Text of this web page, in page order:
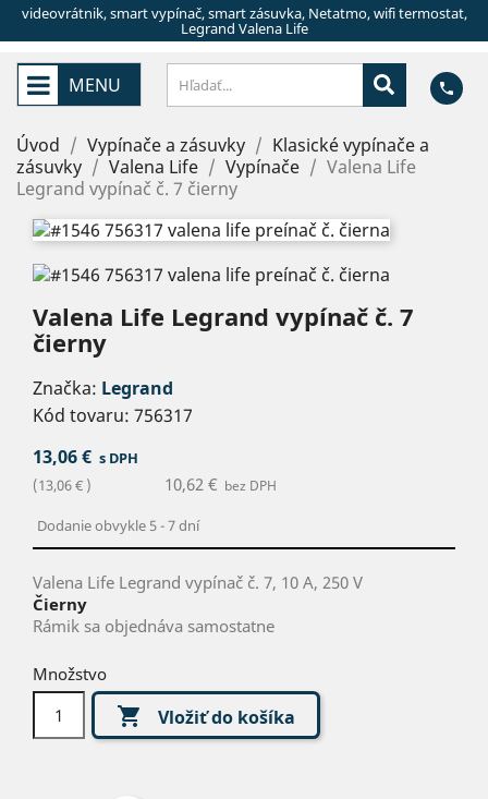
videovrátnik, smart vypínač, smart zásuvka, Netatmo, wifi termostat,
Legrand Valena Life
MENU phone
Úvod Vypínače a zásuvky
Klasické vypínače a
zásuvky
Valena Life Vypínače
Valena Life
Legrand vypínač č. 7 čierny
Valena Life Legrand vypínač č. 7
čierny
Značka: Legrand
Kód tovaru: 756317
13,06 € s DPH
(13,06 € )
10,62 € bez DPH
Dodanie obvykle 5 - 7 dní
Valena Life Legrand vypínač č. 7, 10 A, 250 V
Čierny
Rámik sa objednáva samostatne
Množstvo
 Vložiť do košíka